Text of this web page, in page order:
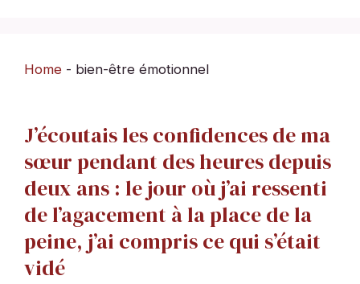
Home - bien-être émotionnel
J’écoutais les confidences de ma
sœur pendant des heures depuis
deux ans : le jour où j’ai ressenti
de l’agacement à la place de la
peine, j’ai compris ce qui s’était
vidé